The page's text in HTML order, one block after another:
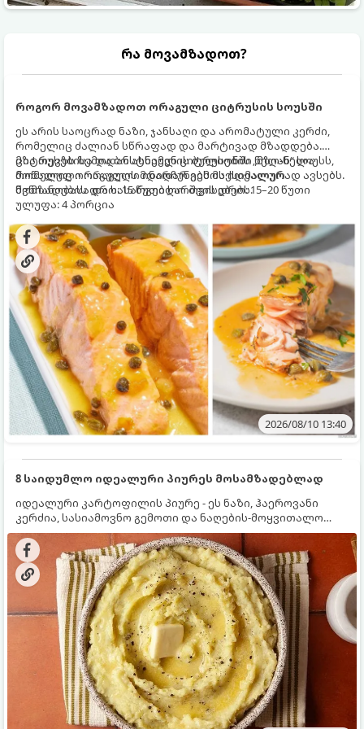
რა მოვამზადოთ?
როგორ მოვამზადოთ ორაგული ციტრუსის სოუსში
ეს არის საოცრად ნაზი, ჯანსაღი და არომატული კერძი,
რომელიც ძალიან სწრაფად და მარტივად მზადდება.
ციტრუსებისა და ბოსტნეულის ბულიონში ნელ-ნელა
მოწალული ორაგული ინარჩუნებს მაქსიმალურ
წვნიანობასა და სასარგებლო თვისებებს.
მზა თევზს ზემოდან ასხამენ ციტრუსების „მზიან“ სოუსს,
რომელიც ორაგულის მდიდარ გემოს იდეალურად ავსებს.
მომზადების დრო: 15 წუთი ხარშვის დრო: 15–20 წუთი
ულუფა: 4 პორცია
2026/08/10 13:40
8 საიდუმლო იდეალური პიურეს მოსამზადებლად
იდეალური კარტოფილის პიურე - ეს ნაზი, ჰაეროვანი
კერძია, სასიამოვნო გემოთი და ნაღების-მოყვითალო
ფერით. მისი მომზადება ძალიან მარტივია, მაგრამ
არსებობს რამდენიმე საიდუმლო, რომლებიც უნდა
იცოდეთ, რომ პიურე იდეალურად გემრიელი გამოვიდეს.